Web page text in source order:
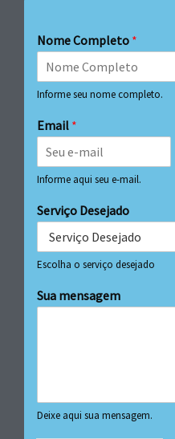
Nome Completo *
Informe seu nome completo.
Email *
Informe aqui seu e-mail.
Serviço Desejado
Escolha o serviço desejado
Sua mensagem
Deixe aqui sua mensagem.